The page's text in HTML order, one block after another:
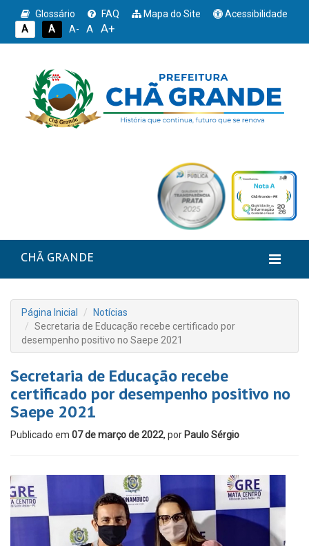
Glossário FAQ Mapa do Site
Acessibilidade
A
A A- A A+
CHÃ GRANDE
Página Inicial
Notícias
Secretaria de Educação recebe certificado por
desempenho positivo no Saepe 2021
Secretaria de Educação recebe
certificado por desempenho positivo no
Saepe 2021
Publicado em 07 de março de 2022, por Paulo Sérgio